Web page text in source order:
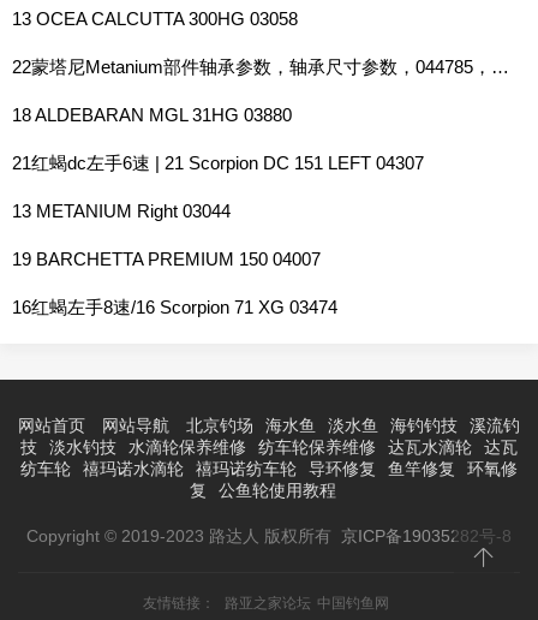
13 OCEA CALCUTTA 300HG 03058
22蒙塔尼Metanium部件轴承参数，轴承尺寸参数，044785，044808，044822
18 ALDEBARAN MGL 31HG 03880
21红蝎dc左手6速 | 21 Scorpion DC 151 LEFT 04307
13 METANIUM Right 03044
19 BARCHETTA PREMIUM 150 04007
16红蝎左手8速/16 Scorpion 71 XG 03474
网站首页 网站导航 北京钓场 海水鱼 淡水鱼 海钓钓技
溪流钓
技
淡水钓技 水滴轮保养维修 纺车轮保养维修 达瓦水滴轮
达瓦
纺车轮
禧玛诺水滴轮 禧玛诺纺车轮 导环修复 鱼竿修复
环氧修
复
公鱼轮使用教程
Copyright © 2019-2023 路达人 版权所有 京ICP备19035282号-8
友情链接： 路亚之家论坛 中国钓鱼网